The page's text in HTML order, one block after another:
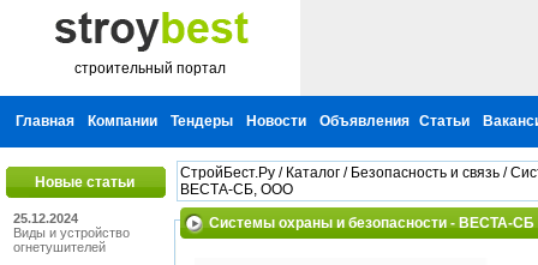
строительный портал
Главная Компании Тендеры Новости Объявления Статьи
Новые статьи
25.12.2024
Виды и устройство
огнетушителей
СтройБест.Ру / Каталог / Безопасность и связь /
ВЕСТА-СБ, ООО
Системы охраны и безопасности - ВЕСТА-СБ